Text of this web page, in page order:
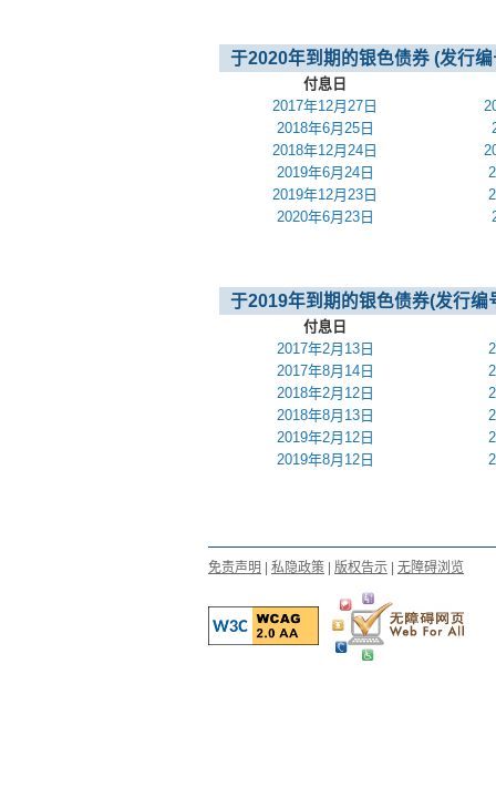
于2020年到期的银色债券 (发行
付息日
2017年12月27日
2018年6月25日
2018年12月24日
2019年6月24日
2019年12月23日
2020年6月23日
于2019年到期的银色债券(发行编
付息日
2017年2月13日
2017年8月14日
2018年2月12日
2018年8月13日
2019年2月12日
2019年8月12日
免责声明 私隐政策 版权告示 无障碍浏览